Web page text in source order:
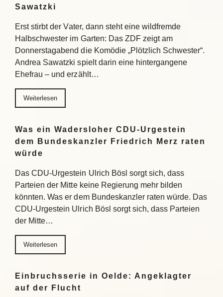
Sawatzki
Erst stirbt der Vater, dann steht eine wildfremde
Halbschwester im Garten: Das ZDF zeigt am
Donnerstagabend die Komödie „Plötzlich Schwester“.
Andrea Sawatzki spielt darin eine hintergangene
Ehefrau – und erzählt…
Weiterlesen
Was ein Wadersloher CDU-Urgestein
dem Bundeskanzler Friedrich Merz raten
würde
Das CDU-Urgestein Ulrich Bösl sorgt sich, dass
Parteien der Mitte keine Regierung mehr bilden
könnten. Was er dem Bundeskanzler raten würde. Das
CDU-Urgestein Ulrich Bösl sorgt sich, dass Parteien
der Mitte…
Weiterlesen
Einbruchsserie in Oelde: Angeklagter
auf der Flucht